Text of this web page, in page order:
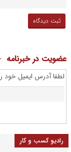
عضویت در خبرنامه
لطفا آدرس ایمیل خود
رادیو کسب و کار